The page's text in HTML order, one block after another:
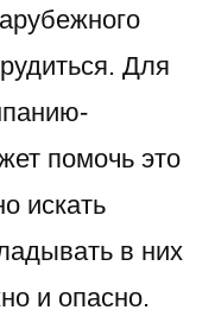
Для
помочь это
искать
в них
и опасно.